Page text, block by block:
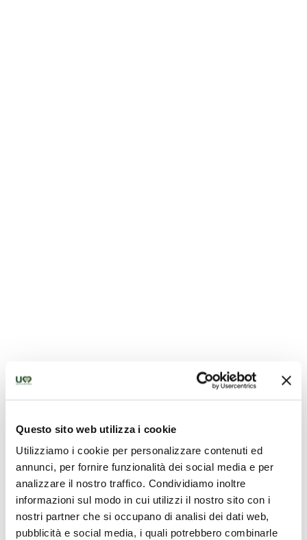
Questo sito web utilizza i cookie
Utilizziamo i cookie per personalizzare contenuti ed
annunci, per fornire funzionalità dei social media e per
analizzare il nostro traffico. Condividiamo inoltre
informazioni sul modo in cui utilizzi il nostro sito con i
nostri partner che si occupano di analisi dei dati web,
pubblicità e social media, i quali potrebbero combinarle